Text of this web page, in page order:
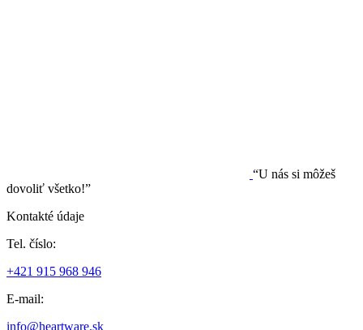
“U nás si môžeš
dovoliť všetko!”
Kontakté údaje
Tel. číslo:
+421 915 968 946
E-mail:
info@heartware.sk